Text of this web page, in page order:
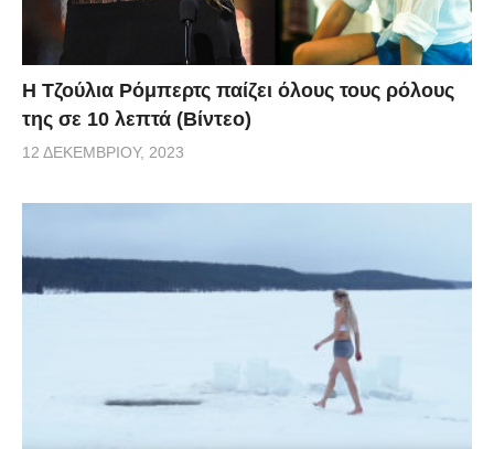
Η Τζούλια Ρόμπερτς παίζει όλους τους ρόλους
της σε 10 λεπτά (Βίντεο)
12 ΔΕΚΕΜΒΡΊΟΥ, 2023